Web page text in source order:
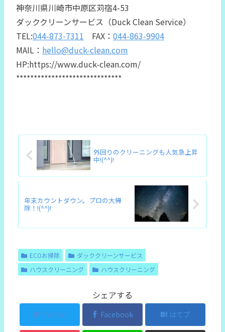
神奈川県川崎市中原区苅宿4-53
ダッククリーンサービス（Duck Clean Service）
TEL:044-873-7311 FAX： 044-863-9904
MAIL： hello@duck-clean.com
HP:https://www.duck-clean.com/
******************************
外回りのクリーニングも人気急上昇
中!(^^)!
年末カウントダウン。プロの大掃
除！!(^^)!
ECOお掃除
ダッククリーンサービス
ハウスクリーニング
ハウスクリーニング
シェアする
Twitter Facebook はてブ